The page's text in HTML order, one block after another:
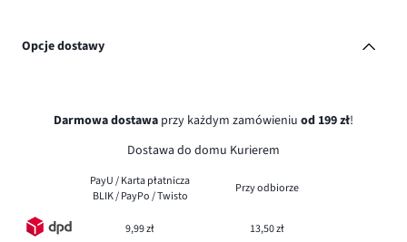
Opcje dostawy
Darmowa dostawa przy każdym zamówieniu od 199 zł!
Dostawa do domu Kurierem
PayU / Karta płatnicza
BLIK / PayPo / Twisto
Przy odbiorze
9,99 zł 13,50 zł